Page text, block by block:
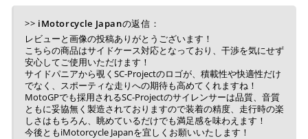
上記キャッシュレス決済アカウントからご希望のお支払
い方法をご選択頂き、クリックするだけで簡単に支払い
が完了します。
※ ご利用には事前にPayPay、Apple Payの利用登録が
必要です。
コンビニ決済(事前決済)
>> iMotorcycle Japanの返信：
レビューと画像の投稿ありがとうございます！
こちらの商品はサイドケース対応となっており、干渉を気にせず
安心してご使用いただけます！
サイドパニアから覗くSC-Projectのロゴが、積載性や快適性だけ
でなく、スポーティな走りへの期待も高めてくれますね！
MotoGPでも採用されるSC-Projectのサイレンサーは品質、音質
ともに妥協無く製造されておりますので装着の精度、走行時の楽
しさはもちろん、眺めているだけでも満足感を味わえます！
今後ともiMotorcycle Japanを宜しくお願いいたします！